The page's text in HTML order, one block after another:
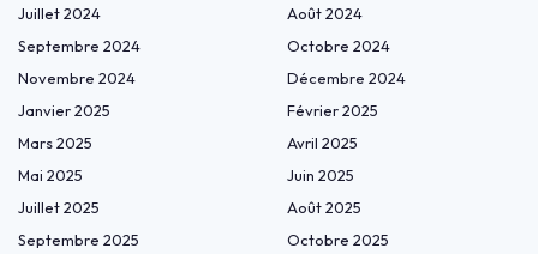
Juillet 2024
Août 2024
Septembre 2024
Octobre 2024
Novembre 2024
Décembre 2024
Janvier 2025
Février 2025
Mars 2025
Avril 2025
Mai 2025
Juin 2025
Juillet 2025
Août 2025
Septembre 2025
Octobre 2025